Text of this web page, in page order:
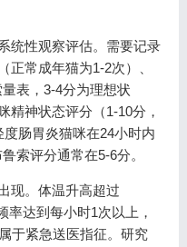
统性观察评估。需要记录
正常成年猫为1-2次）、
表，3-4分为理想状
精神状态评分（1-10分，
肠胃炎猫咪在24小时内
索评分通常在5-6分。
现。体温升高超过
达到每小时1次以上，
于紧急送医指征。研究